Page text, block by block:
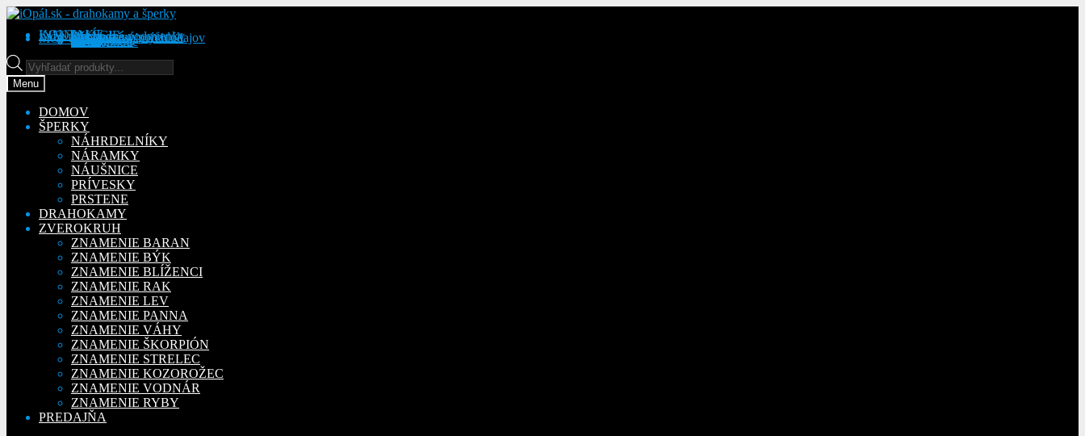
Preskočiť
navigáciu
Preskočiť
obsah
KONTAKT
INFORMÁCIE
Obchodné podmienky
Reklamačný poriadok
Ochrana osobných údajov
MÔJ ÚČETObjednávky
Adresy
Detaily účtu
Na stiahnutie
Products
search
Menu
DOMOV
ŠPERKY
NÁHRDELNÍKY
NÁRAMKY
NÁUŠNICE
PRÍVESKY
PRSTENE
DRAHOKAMY
ZVEROKRUH
ZNAMENIE BARAN
ZNAMENIE BÝK
ZNAMENIE BLÍŽENCI
ZNAMENIE RAK
ZNAMENIE LEV
ZNAMENIE PANNA
ZNAMENIE VÁHY
ZNAMENIE ŠKORPIÓN
ZNAMENIE STRELEC
ZNAMENIE KOZOROŽEC
ZNAMENIE VODNÁR
ZNAMENIE RYBY
PREDAJŇA